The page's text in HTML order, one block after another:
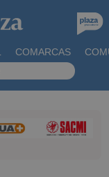
COMARCAS